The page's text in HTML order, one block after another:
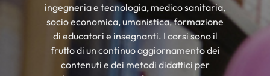
ingegneria e tecnologia, medico sanitaria,
socio economica, umanistica, formazione
di educatori e insegnanti. I corsi sono il
frutto di un continuo aggiornamento dei
contenuti e dei metodi didattici per